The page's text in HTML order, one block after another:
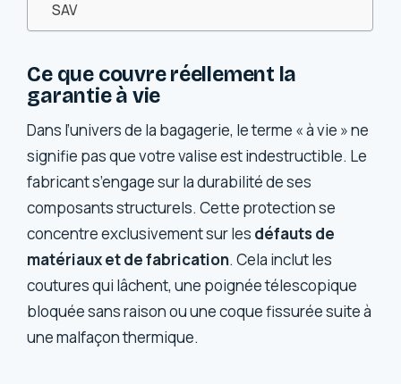
SAV
Ce que couvre réellement la
garantie à vie
Dans l’univers de la bagagerie, le terme « à vie » ne
signifie pas que votre valise est indestructible. Le
fabricant s’engage sur la durabilité de ses
composants structurels. Cette protection se
concentre exclusivement sur les défauts de
matériaux et de fabrication. Cela inclut les
coutures qui lâchent, une poignée télescopique
bloquée sans raison ou une coque fissurée suite à
une malfaçon thermique.